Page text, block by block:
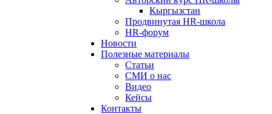
Кыргызстан
Продвинутая HR-школа
HR-форум
Новости
Полезные материалы
Статьи
СМИ о нас
Видео
Кейсы
Контакты